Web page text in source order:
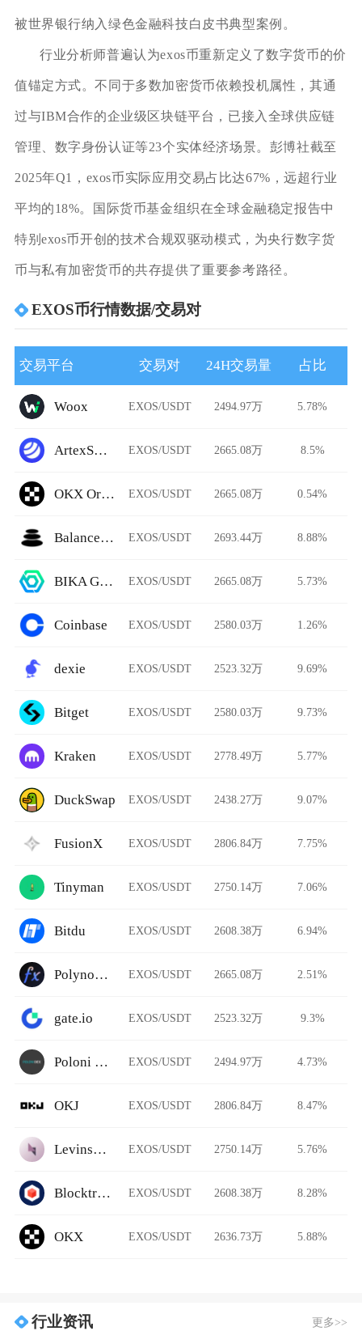
被世界银行纳入绿色金融科技白皮书典型案例。
行业分析师普遍认为exos币重新定义了数字货币的价
值锚定方式。不同于多数加密货币依赖投机属性，其通
过与IBM合作的企业级区块链平台，已接入全球供应链
管理、数字身份认证等23个实体经济场景。彭博社截至
2025年Q1，exos币实际应用交易占比达67%，远超行业
平均的18%。国际货币基金组织在全球金融稳定报告中
特别exos币开创的技术合规双驱动模式，为央行数字货
币与私有加密货币的共存提供了重要参考路径。
EXOS币行情数据/交易对
交易平台 交易对 24H交易量 占比
Woox EXOS/USDT 2494.97万 5.78%
ArtexSwap EXOS/USDT 2665.08万 8.5%
OKX Ordinals EXOS/USDT 2665.08万 0.54%
BalancerV1 EXOS/USDT 2693.44万 8.88%
BIKA Global EXOS/USDT 2665.08万 5.73%
Coinbase EXOS/USDT 2580.03万 1.26%
dexie EXOS/USDT 2523.32万 9.69%
Bitget EXOS/USDT 2580.03万 9.73%
Kraken EXOS/USDT 2778.49万 5.77%
DuckSwap EXOS/USDT 2438.27万 9.07%
FusionX EXOS/USDT 2806.84万 7.75%
Tinyman EXOS/USDT 2750.14万 7.06%
Bitdu EXOS/USDT 2608.38万 6.94%
Polynomial Trade EXOS/USDT 2665.08万 2.51%
gate.io EXOS/USDT 2523.32万 9.3%
Poloni DEX EXOS/USDT 2494.97万 4.73%
OKJ EXOS/USDT 2806.84万 8.47%
Levinswap EXOS/USDT 2750.14万 5.76%
Blocktrade EXOS/USDT 2608.38万 8.28%
OKX EXOS/USDT 2636.73万 5.88%
行业资讯 更多>>